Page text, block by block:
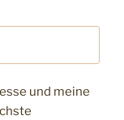
und meine